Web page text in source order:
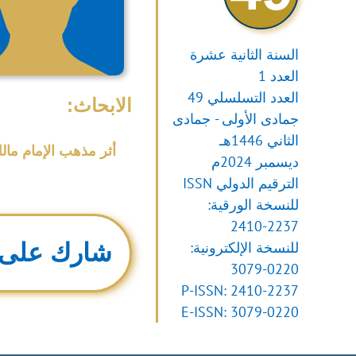
الابحاث:
أثر مذهب الإمام
شارك
السنة الثانية عشرة
العدد 1
العدد التسلسلي 49
جمادى الأولى - جمادى
الثاني 1446هـ
ديسمبر 2024م
الترقيم الدولي ISSN
للنسخة الورقية:
2410-2237
للنسخة الإلكترونية:
3079-0220
P-ISSN: 2410-2237
E-ISSN: 3079-0220